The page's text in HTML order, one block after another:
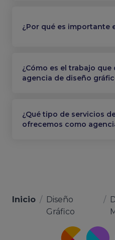
¿Por qué es importante
¿Cómo es el trabajo que
agencia de diseño
¿Qué tipo de servicios
ofrecemos como
Inicio / Diseño
Gráfico
/